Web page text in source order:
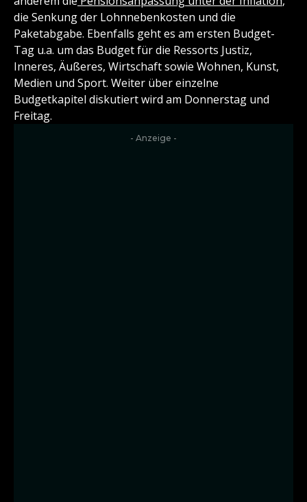
die Senkung der Lohnnebenkosten und die
Paketabgabe. Ebenfalls geht es am ersten Budget-
Tag u.a. um das Budget für die Ressorts Justiz,
Inneres, Äußeres, Wirtschaft sowie Wohnen, Kunst,
Medien und Sport. Weiter über einzelne
Budgetkapitel diskutiert wird am Donnerstag und
Freitag.
- Anzeige -